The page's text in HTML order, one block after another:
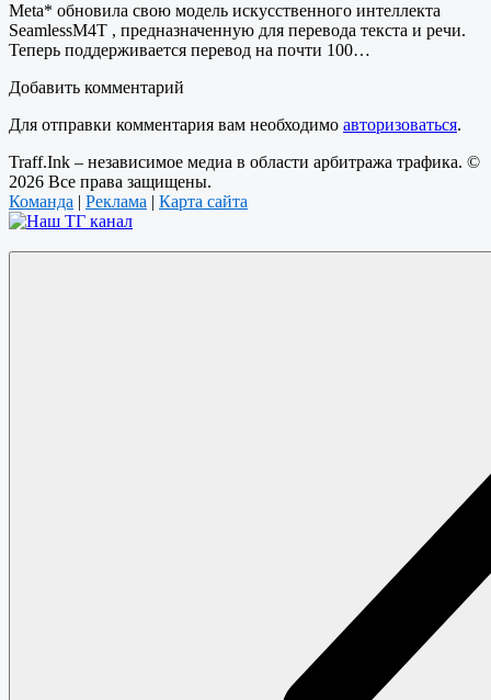
Meta* обновила свою модель искусственного интеллекта
SeamlessM4T , предназначенную для перевода текста и речи.
Теперь поддерживается перевод на почти 100…
Добавить комментарий
Для отправки комментария вам необходимо авторизоваться.
Traff.Ink – независимое медиа в области арбитража трафика. ©
2026 Все права защищены.
Команда | Реклама | Карта сайта